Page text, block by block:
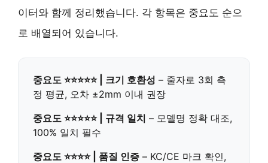
이터와 함께 정리했습니다. 각 항목은 중요도 순으
로 배열되어 있습니다.
중요도 ⭐⭐⭐⭐⭐ | 크기 호환성 – 줄자로 3회 측
정 평균, 오차 ±2mm 이내 권장
중요도 ⭐⭐⭐⭐⭐ | 규격 일치 – 모델명 정확 대조,
100% 일치 필수
중요도 ⭐⭐⭐⭐ | 품질 인증 – KC/CE 마크 확인,